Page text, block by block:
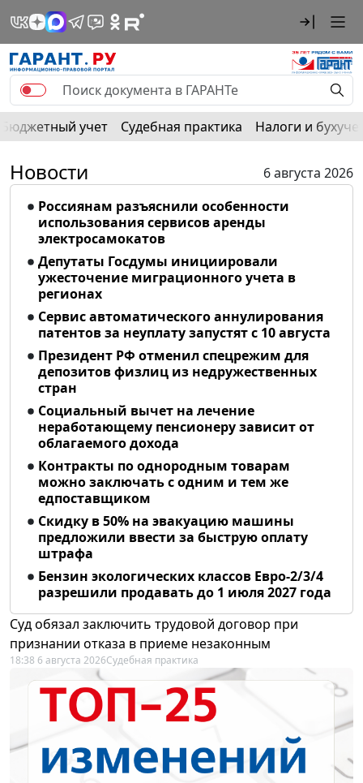
Бюджетный учет Судебная практика Налоги и
Новости
6 августа 2026
Россиянам разъяснили особенности
использования сервисов аренды
электросамокатов
Депутаты Госдумы инициировали
ужесточение миграционного учета в
регионах
Сервис автоматического аннулирования
патентов за неуплату запустят с 10 августа
Президент РФ отменил спецрежим для
депозитов физлиц из недружественных
стран
Социальный вычет на лечение
неработающему пенсионеру зависит от
облагаемого дохода
Контракты по однородным товарам
можно заключать с одним и тем же
едпоставщиком
Скидку в 50% на эвакуацию машины
предложили ввести за быструю оплату
штрафа
Бензин экологических классов Евро-2/3/4
разрешили продавать до 1 июля 2027 года
Суд обязал заключить трудовой договор при
признании отказа в приеме незаконным
18:38 6 августа 2026Судебная практика